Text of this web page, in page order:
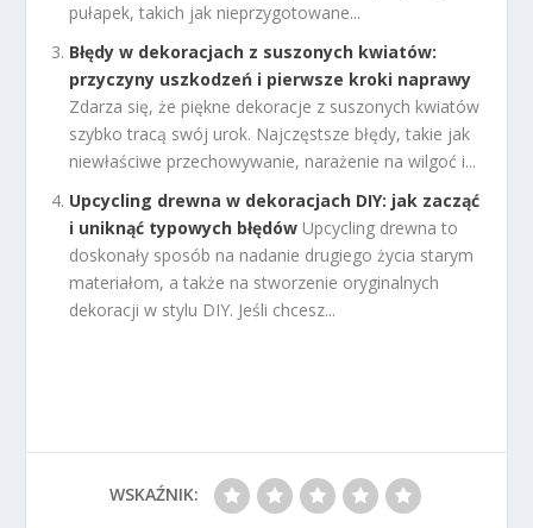
pułapek, takich jak nieprzygotowane...
Błędy w dekoracjach z suszonych kwiatów:
przyczyny uszkodzeń i pierwsze kroki naprawy
Zdarza się, że piękne dekoracje z suszonych kwiatów
szybko tracą swój urok. Najczęstsze błędy, takie jak
niewłaściwe przechowywanie, narażenie na wilgoć i...
Upcycling drewna w dekoracjach DIY: jak zacząć
i uniknąć typowych błędów Upcycling drewna to
doskonały sposób na nadanie drugiego życia starym
materiałom, a także na stworzenie oryginalnych
dekoracji w stylu DIY. Jeśli chcesz...
WSKAŹNIK: